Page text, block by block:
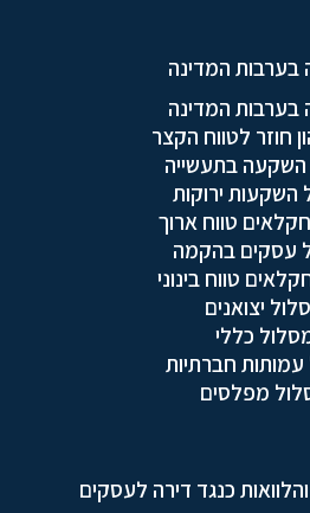
בערבות המדינה
בערבות המדינה
חוזר לטווח הקצר
בתעשייה
השקעות ירוקות
טווח ארוך
עסקים בהקמה
טווח בינוני
יצואנים
כללי
חברתיות
מפלסים
כנגד דירה לעסקים